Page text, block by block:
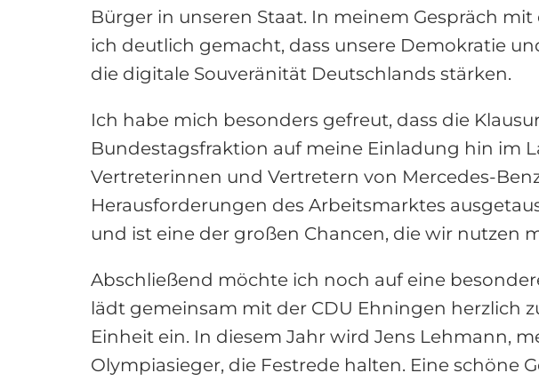
Bürger in unseren Staat. In meinem Gespräch
ich deutlich gemacht, dass unsere Demokratie
die digitale Souveränität Deutschlands stärken.
Ich habe mich besonders gefreut, dass die
Bundestagsfraktion auf meine Einladung hin im
Vertreterinnen und Vertretern von Mercedes-
Herausforderungen des Arbeitsmarktes
und ist eine der großen Chancen, die wir nutzen
Abschließend möchte ich noch auf eine
lädt gemeinsam mit der CDU Ehningen herzlich
Einheit ein. In diesem Jahr wird Jens Lehmann,
Olympiasieger, die Festrede halten. Eine schöne